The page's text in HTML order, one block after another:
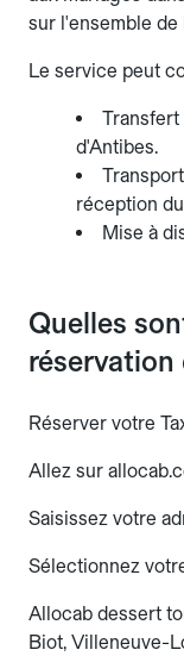
sur l'ensemble de
Le service peut
Transfert
d'Antibes.
réception
Mise à
Quelles
réservation
Réserver votre
Allez sur
Saisissez votre
Sélectionnez
Allocab dessert
Biot, Villeneuve-